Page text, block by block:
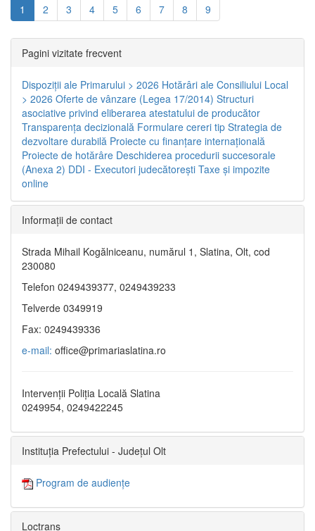
1 2 3 4 5 6 7 8 9
Pagini vizitate frecvent
Dispoziţii ale Primarului > 2026 Hotărâri ale Consiliului Local
> 2026 Oferte de vânzare (Legea 17/2014) Structuri
asociative privind eliberarea atestatului de producător
Transparenţa decizională Formulare cereri tip Strategia de
dezvoltare durabilă Proiecte cu finanţare internaţională
Proiecte de hotărâre Deschiderea procedurii succesorale
(Anexa 2) DDI - Executori judecătorești Taxe şi impozite
online
Informaţii de contact
Strada Mihail Kogălniceanu, numărul 1, Slatina, Olt, cod
230080
Telefon 0249439377, 0249439233
Telverde 0349919
Fax: 0249439336
e-mail: office@primariaslatina.ro
Intervenții Poliția Locală Slatina
0249954, 0249422245
Instituția Prefectului - Județul Olt
Program de audiențe
Loctrans